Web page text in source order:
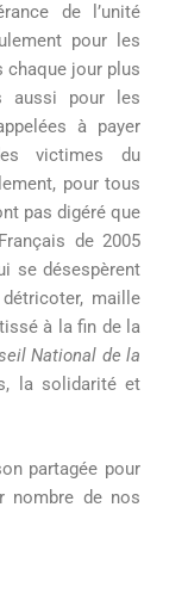
de l’unité
pour les
chaque jour plus
aussi pour les
à payer
victimes du
pour tous
pas digéré que
de 2005
se désespèrent
maille
à la fin de la
National de la
la solidarité et
partagée pour
nombre de nos